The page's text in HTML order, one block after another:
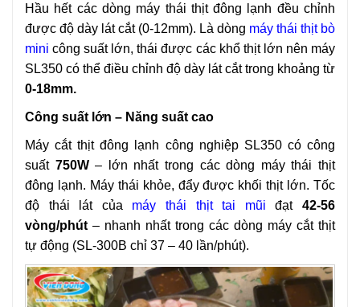
Hầu hết các dòng máy thái thịt đông lạnh đều chỉnh
được độ dày lát cắt (0-12mm). Là dòng máy thái thịt bò
mini công suất lớn, thái được các khổ thịt lớn nên máy
SL350 có thể điều chỉnh độ dày lát cắt trong khoảng từ
0-18mm.
Công suất lớn – Năng suất cao
Máy cắt thịt đông lạnh công nghiệp SL350 có công
suất750W– lớn nhất trong các dòng máy thái thịt
đông lạnh. Máy thái khỏe, đẩy được khối thịt lớn. Tốc
độ thái lát của
máy thái thịt tai mũi đạt42-56
vòng/phút – nhanh nhất trong các dòng máy cắt thịt
tự động (SL-300B chỉ 37 – 40 lần/phút).